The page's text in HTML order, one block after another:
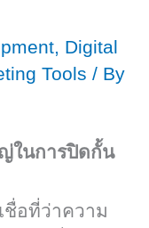
, Digital
Tools / By
ในการปิดกั้น
ชื่อที่ว่าความ